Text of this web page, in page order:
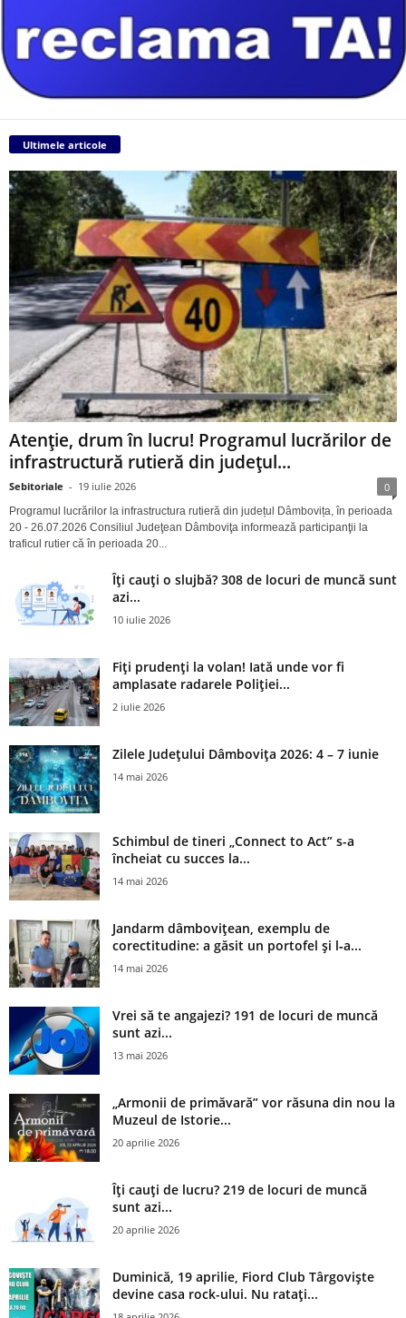
Ultimele articole
Atenție, drum în lucru! Programul lucrărilor de
infrastructură rutieră din județul...
Sebitoriale - 19 iulie 2026 0
Programul lucrărilor la infrastructura rutieră din județul Dâmbovița, în perioada
20 - 26.07.2026 Consiliul Judeţean Dâmboviţa informează participanţii la
traficul rutier că în perioada 20...
Îți cauți o slujbă? 308 de locuri de muncă sunt
azi...
10 iulie 2026
Fiți prudenți la volan! Iată unde vor fi
amplasate radarele Poliției...
2 iulie 2026
Zilele Județului Dâmbovița 2026: 4 – 7 iunie
14 mai 2026
Schimbul de tineri „Connect to Act” s-a
încheiat cu succes la...
14 mai 2026
Jandarm dâmbovițean, exemplu de
corectitudine: a găsit un portofel și l‑a...
14 mai 2026
Vrei să te angajezi? 191 de locuri de muncă
sunt azi...
13 mai 2026
„Armonii de primăvară” vor răsuna din nou la
Muzeul de Istorie...
20 aprilie 2026
Îți cauți de lucru? 219 de locuri de muncă
sunt azi...
20 aprilie 2026
Duminică, 19 aprilie, Fiord Club Târgoviște
devine casa rock-ului. Nu ratați...